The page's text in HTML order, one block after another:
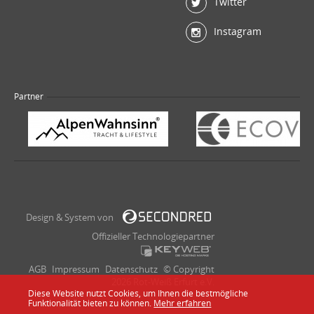
Instagram
Partner
Design & System von
Offizieller Technologiepartner
AGB Impressum Datenschutz © Copyright
Diese Website nutzt Cookies, um Ihnen die bestmögliche
Funktionalität bieten zu können. Mehr erfahren